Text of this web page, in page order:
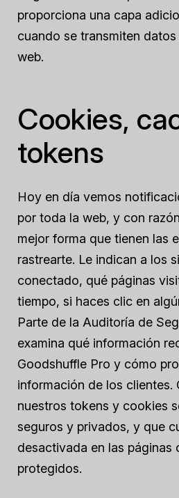
proporciona una capa
cuando se transmiten
web.
Cookies,
tokens
Hoy en día vemos
por toda la web, y con
mejor forma que tienen las
rastrearte. Le indican a los
conectado, qué páginas
tiempo, si haces clic en
Parte de la Auditoría de
examina qué información
Goodshuffle Pro y cómo
información de los clientes.
nuestros tokens y cookies
seguros y privados, y que
desactivada en las páginas
protegidos.